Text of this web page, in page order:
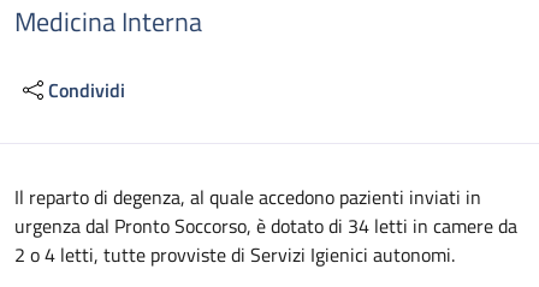
Medicina Interna
Condividi
Descrizione
Il reparto di degenza, al quale accedono pazienti inviati in
urgenza dal Pronto Soccorso, è dotato di 34 letti in camere da
2 o 4 letti, tutte provviste di Servizi Igienici autonomi.